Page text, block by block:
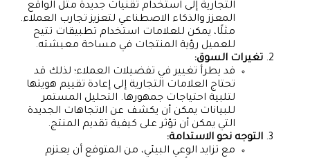
التجارية إلى استخدام تقنيات جديدة مثل الواقع
المعزز والذكاء الاصطناعي لتعزيز تجارب العملاء.
مثلًا، يمكن للعلامات استخدام تطبيقات تتيح
للعميل رؤية المنتجات في مساحة معيشته.
تغيرات السوق:
قد يطرأ تغيير في تفضيلات العملاء؛ لذلك قد
تحتاج العلامات التجارية إلى إعادة تقييم هويتها
لتلبية احتياجات جمهورها. التحليل المستمر
للبيانات يمكن أن يكشف عن الاتجاهات الجديدة
التي يمكن أن تؤثر على كيفية تقديم المنتج.
التوجه نحو الاستدامة:
مع تزايد الوعي البيئي، من المتوقع أن يعتزم